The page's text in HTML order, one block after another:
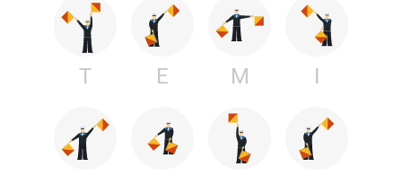
T E M I